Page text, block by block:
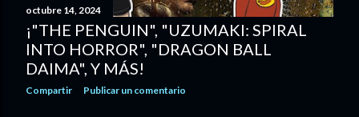
octubre 14, 2024
¡"THE PENGUIN", "UZUMAKI: SPIRAL
INTO HORROR", "DRAGON BALL
DAIMA", Y MÁS!
Compartir Publicar un comentario